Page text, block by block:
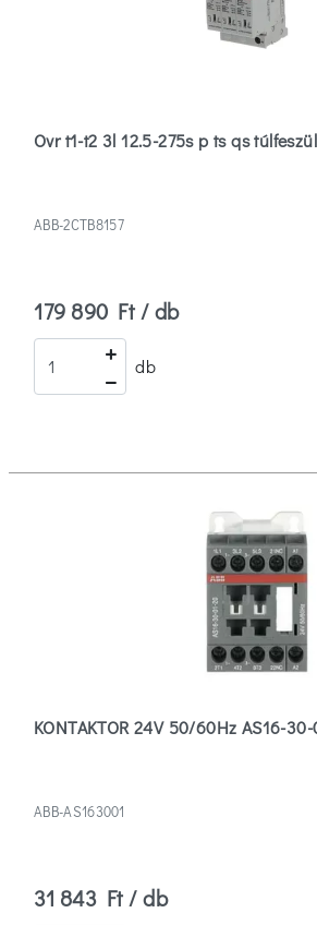
Több
Szűrők
törlése
Ovr t1-t2 3l 12.5-275s p ts qs
ABB-2CTB8157
179 890 Ft / db
db
KONTAKTOR 24V 50/60Hz AS16-
ABB-AS163001
31 843 Ft / db